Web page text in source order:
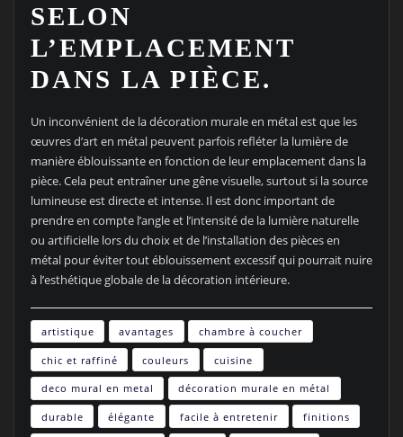
SELON
L’EMPLACEMENT
DANS LA PIÈCE.
Un inconvénient de la décoration murale en métal est que les
œuvres d’art en métal peuvent parfois refléter la lumière de
manière éblouissante en fonction de leur emplacement dans la
pièce. Cela peut entraîner une gêne visuelle, surtout si la source
lumineuse est directe et intense. Il est donc important de
prendre en compte l’angle et l’intensité de la lumière naturelle
ou artificielle lors du choix et de l’installation des pièces en
métal pour éviter tout éblouissement excessif qui pourrait nuire
à l’esthétique globale de la décoration intérieure.
artistique avantages chambre à coucher
chic et raffiné couleurs cuisine
deco mural en metal décoration murale en métal
durable élégante facile à entretenir finitions